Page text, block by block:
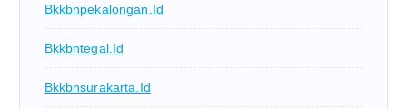
Bkkbnpekalongan.id
Bkkbntegal.id
Bkkbnsurakarta.id